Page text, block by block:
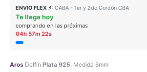
original
$17.290,00.
ENVIO FLEX ⚡: CABA - 1er y 2do Cordón GBA
Te llega hoy
comprando en las próximas
04h 57m 22s
Aros Delfín Plata 925. Medida 6mm